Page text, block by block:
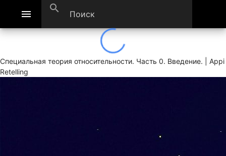
menu search
Специальная теория относительности. Часть 0. Введение. | Appi
Retelling